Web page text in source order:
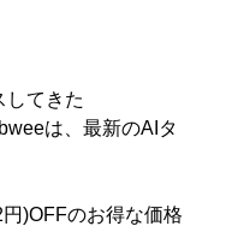
してきた
は、最新のAIタ
)OFFのお得な価格